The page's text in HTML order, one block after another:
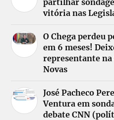
vitória nas
O Chega perdeu
em 6 meses!
representante na
Novas
José Pacheco
Ventura em
debate CNN